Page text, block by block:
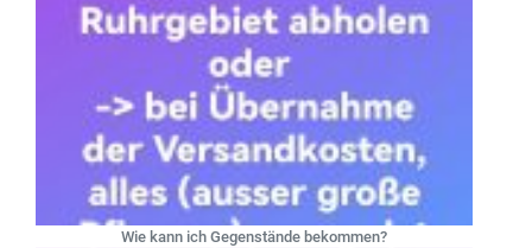
Wie kann ich Gegenstände bekommen?